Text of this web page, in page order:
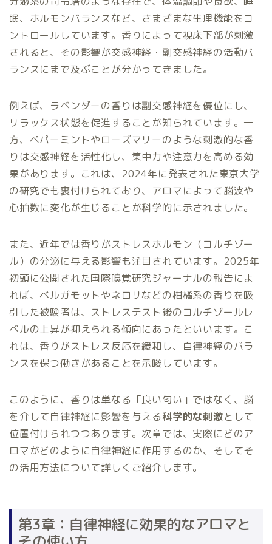
眠、ホルモンバランスなど、さまざまな生理機能をコ
ントロールしています。香りによって視床下部が刺激
されると、その影響が交感神経・副交感神経の活動バ
ランスにまで及ぶことが分かってきました。
例えば、ラベンダーの香りは副交感神経を優位にし、
リラックス状態を促進することが知られています。一
方、ペパーミントやローズマリーのような刺激的な香
りは交感神経を活性化し、集中力や注意力を高める効
果があります。これは、2024年に発表された東京大学
の研究でも裏付けられており、アロマによって脳波や
心拍数に変化が生じることが科学的に示されました。
また、近年では香りがストレスホルモン（コルチゾー
ル）の分泌に与える影響も注目されています。2025年
初頭に公開された国際嗅覚研究ジャーナルの報告によ
れば、ベルガモットやネロリなどの柑橘系の香りを吸
引した被験者は、ストレステスト後のコルチゾールレ
ベルの上昇が抑えられる傾向にあったといいます。こ
れは、香りがストレス反応を緩和し、自律神経のバラ
ンスを保つ働きがあることを示唆しています。
このように、香りは単なる「良い匂い」ではなく、脳
を介して自律神経に影響を与える科学的な刺激として
位置付けられつつあります。次章では、実際にどのア
ロマがどのように自律神経に作用するのか、そしてそ
の活用方法について詳しくご紹介します。
第3章：自律神経に効果的なアロマと